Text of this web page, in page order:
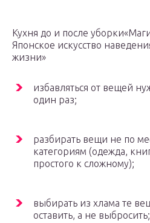
Кухня до и после уборки
Японское искусство
жизни»
избавляться от вещей
один раз;
разбирать вещи не по
категориям (одежда,
простого к сложному);
выбирать из хлама те
оставить, а не выбросить;